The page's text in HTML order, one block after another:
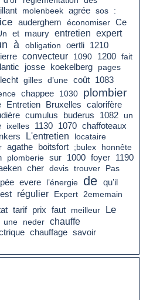
molenbeek agrée sos
:
auderghem économiser Ce
et maury entretien expert
à obligation oertli 1210
convecteur 1090 1200 fait
josse koekelberg
pages
gilles d’une coût
1083
chappee 1030 plombier
Entretien Bruxelles
calorifère
cumulus buderus 1082 un
ixelles 1130 1070 chaffoteaux
L'entretien locataire
agathe boitsfort ;bulex
honnête
plomberie sur 1000 foyer
1190
cher devis trouver Pas
evere l’énergie de qu’il
régulier Expert 2ememain
tarif prix faut meilleur Le
une neder chauffe
chauffage savoir